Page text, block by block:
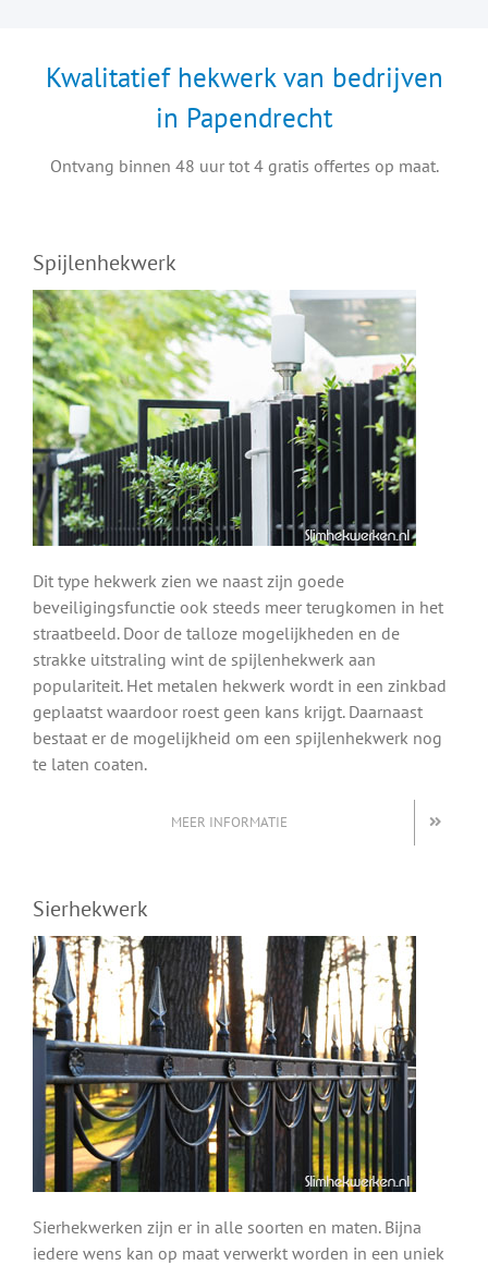
Kwalitatief hekwerk van bedrijven
in Papendrecht
Ontvang binnen 48 uur tot 4 gratis offertes op maat.
Spijlenhekwerk
Dit type hekwerk zien we naast zijn goede
beveiligingsfunctie ook steeds meer terugkomen in het
straatbeeld. Door de talloze mogelijkheden en de
strakke uitstraling wint de spijlenhekwerk aan
populariteit. Het metalen hekwerk wordt in een zinkbad
geplaatst waardoor roest geen kans krijgt. Daarnaast
bestaat er de mogelijkheid om een spijlenhekwerk nog
te laten coaten.
MEER INFORMATIE
Sierhekwerk
Sierhekwerken zijn er in alle soorten en maten. Bijna
iedere wens kan op maat verwerkt worden in een uniek